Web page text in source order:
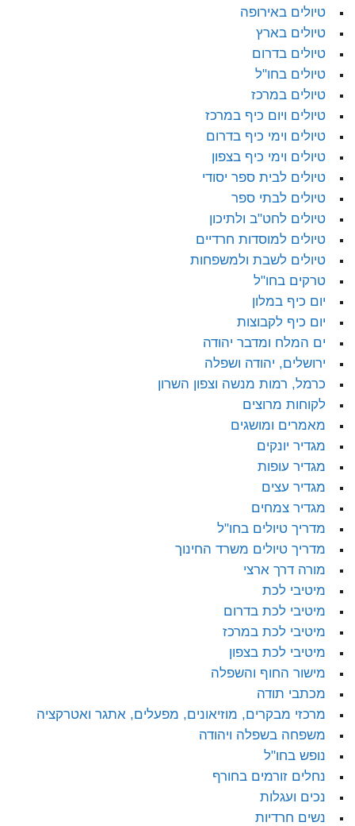
טיולים באירופה
טיולים בארץ
טיולים בדרום
טיולים בחו"ל
טיולים במרכז
טיולים ויום כיף במרכז
טיולים וימי כיף בדרום
טיולים וימי כיף בצפון
טיולים לבית ספר יסודי
טיולים לבתי ספר
טיולים לחט"ב ולתיכון
טיולים למוסדות חרדיים
טיולים לשבת ולמשפחות
טרקים בחו"ל
יום כיף במלון
יום כיף לקבוצות
ים המלח ומדבר יהודה
ירושלים, יהודה ושפלה
כרמל, רמות מנשה וצפון השרון
לקוחות מרוצים
מאמרים ומושגים
מגדיר יונקים
מגדיר עופות
מגדיר עצים
מגדיר צמחים
מדריך טיולים בחו"ל
מדריך טיולים משרד החינוך
מורה דרך ארצי
מיטיבי לכת
מיטיבי לכת בדרום
מיטיבי לכת במרכז
מיטיבי לכת בצפון
מישור החוף והשפלה
מכתבי תודה
מרכזי מבקרים, מוזיאונים, מפעלים, אתגר ואטרקציה
משפחה בשפלה ויהודה
נופש בחו"ל
נחלים זורמים בחורף
נכים ועגלות
נשים חרדיות